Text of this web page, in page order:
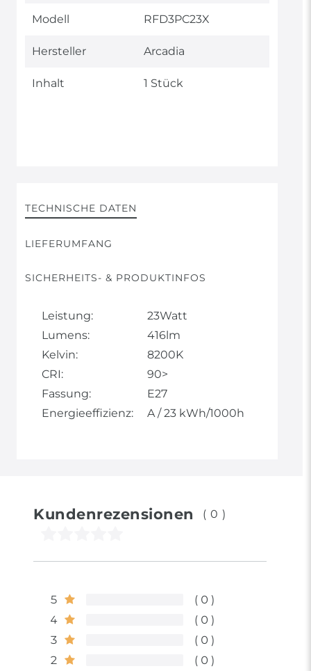
Modell RFD3PC23X
Hersteller Arcadia
Inhalt 1 Stück
TECHNISCHE DATEN
LIEFERUMFANG
SICHERHEITS- & PRODUKTINFOS
Leistung:
23Watt
Lumens:
416lm
Kelvin:
8200K
CRI:
90>
Fassung:
E27
Energieeffizienz:
A / 23 kWh/1000h
Kundenrezensionen (0)
5
0
4
0
3
0
2
0